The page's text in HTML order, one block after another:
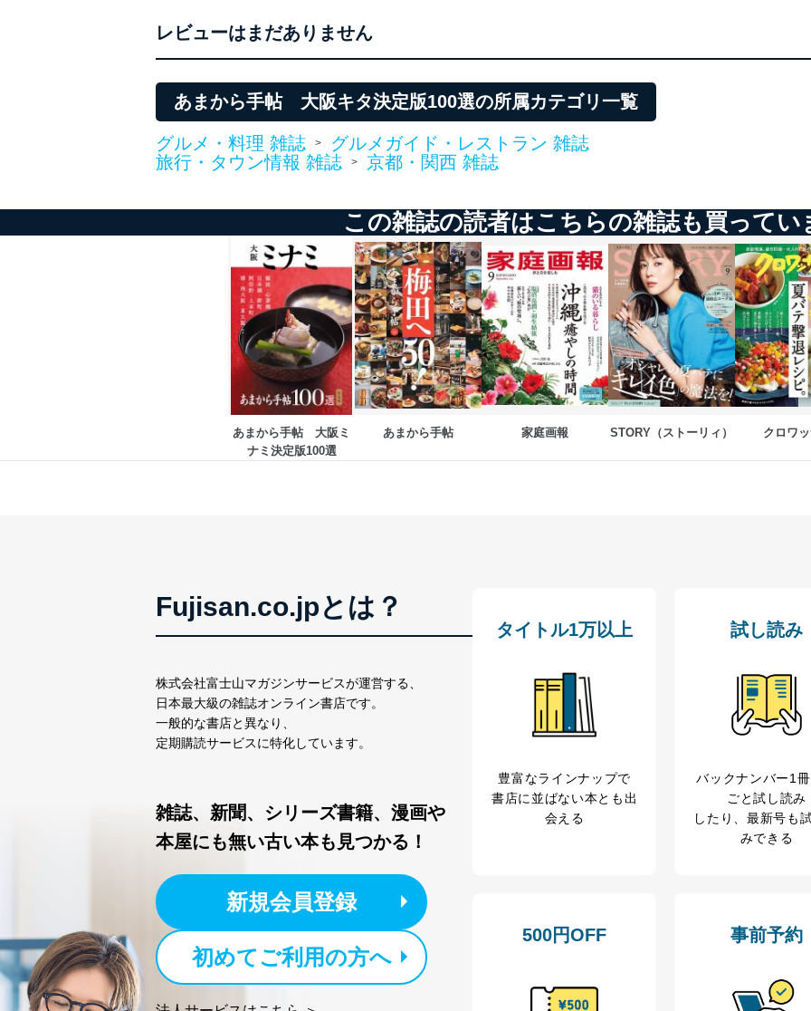
法令遵守
令及びその他の規範を常に適合させます。
個人情報の安全管理措置
当社は、個人情報の正確性及び安全性を確保するために、下記セキュリティ対策をはじめとする安
個人データを取り扱うことのできる機器及び当該機器を取り扱う従業者を明確化し、 個人デ
しています。
アクセス者の識別と認証
機器に標準装備されているユーザー制御機能（ユーザーアカウント制御）により、個人情報
システムを使用する従業者を識別・認証しています。
外部からの不正アクセス等の防止
個人データを取り扱う機器等のオペレーティングシステムを最新の状態に保持しています。
個人データを取り扱う機器等にセキュリティ対策ソフトウェア等を導入し、自動更新 機能等
としています。
情報システムの使用に伴う漏洩等の防止
苦情及び相談受付け窓口
貴殿の個人情報及び当社の個人情報保護マネジメントシステムに関するご相談及び苦情については
株式会社富士山マガジンサービス 個人情報問い合わせ係
TEL：0570-200-223
FAX：03-5459-7073
制定：2005年4月1日
株式会社富士山マガジンサービス
代表取締役会長 西野 伸一郎
個人情報の取扱いについて
１．個人情報保護管理者
当社は以下の個人情報保護管理者を設置し、個人情報保護管理者の責任のもと、個人情報を取得・
いたします。
東京都渋谷区南平台町16-11
レビューはまだありません
あまから手帖 大阪キタ決定版100選の所属カテゴリ一覧
グルメ・料理 雑誌 >
グルメガイド・レストラン 雑誌
旅行・タウン情報 雑誌
> 京都・関西 雑誌
この雑誌の読者はこちらの雑誌も買ってい
あまから手帖　大阪ミ
ナミ決定版100選
あまから手帖 家庭画報 STORY（ストーリィ） クロワ
Fujisan.co.jpとは？
株式会社富士山マガジンサービスが運営する、
日本最大級の雑誌オンライン書店です。
一般的な書店と異なり、
定期購読サービスに特化しています。
雑誌、新聞、シリーズ書籍、漫画や
本屋にも無い古い本も見つかる！
新規会員登録
初めてご利用の方へ
タイトル1万以上
豊富なラインナップで
書店に並ばない本とも出
会える
試し読み
バックナンバー1
ごと試し読み
したり、最新号も
みできる
500円OFF 事前予約